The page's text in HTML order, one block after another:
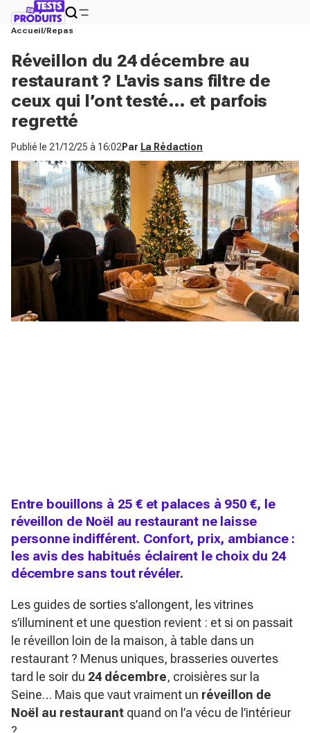
Accueil Repas
Réveillon du 24 décembre au
restaurant ? L'avis sans filtre de
ceux qui l’ont testé… et parfois
regretté
Publié le 21/12/25 à 16:02 Par La Rédaction
Entre bouillons à 25 € et palaces à 950 €, le
réveillon de Noël au restaurant ne laisse
personne indifférent. Confort, prix, ambiance :
les avis des habitués éclairent le choix du 24
décembre sans tout révéler.
Les guides de sorties s’allongent, les vitrines
s’illuminent et une question revient : et si on passait
le réveillon loin de la maison, à table dans un
restaurant ? Menus uniques, brasseries ouvertes
tard le soir du 24 décembre, croisières sur la
Seine… Mais que vaut vraiment un réveillon de
Noël au restaurant quand on l’a vécu de l’intérieur